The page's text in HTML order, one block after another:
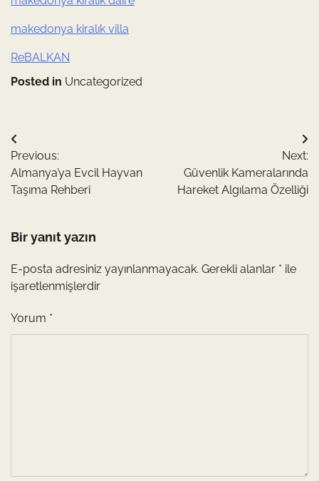
makedonya kiralık villa
ReBALKAN
Posted in Uncategorized
Yazı
gezinmesi
Previous:
Almanya’ya Evcil Hayvan
Taşıma Rehberi
Next:
Güvenlik Kameralarında
Hareket Algılama Özelliği
Bir yanıt yazın
E-posta adresiniz yayınlanmayacak. Gerekli alanlar * ile
işaretlenmişlerdir
Yorum *